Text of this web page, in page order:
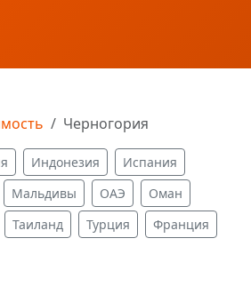
Черногория
Индонезия
Испания
Мальдивы ОАЭ
Оман
Таиланд Турция
Франция